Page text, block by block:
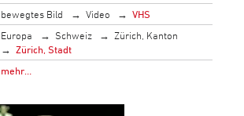
bewegtes Bild Video
VHS
Europa Schweiz
Zürich, Kanton
Zürich, Stadt
mehr…